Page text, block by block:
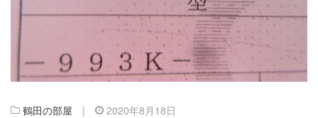
鶴田の部屋 | 2020年8月18日